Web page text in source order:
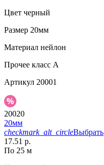
Цвет черный
Размер 20мм
Материал нейлон
Прочее класс А
Артикул 20001
20020
20мм
checkmark_alt_circleВыбрать
17.51 р.
По 25 м